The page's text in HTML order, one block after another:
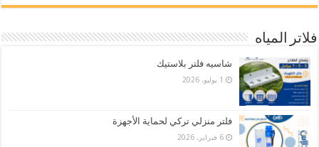
فلاتر المياه
شاسيه فلتر بلاستيك
1 يوليو، 2026
فلتر منزلي تركي لحماية الأجهزة
6 فبراير، 2026